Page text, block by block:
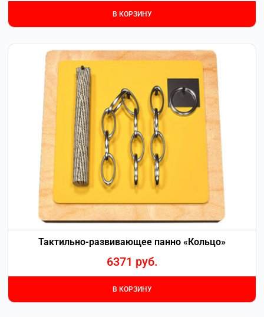
В КОРЗИНУ
Тактильно-развивающее панно «Кольцо»
6371 руб.
В КОРЗИНУ